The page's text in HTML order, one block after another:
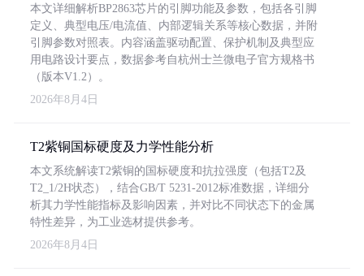
本文详细解析BP2863芯片的引脚功能及参数，包括各引脚
定义、典型电压/电流值、内部逻辑关系等核心数据，并附
引脚参数对照表。内容涵盖驱动配置、保护机制及典型应
用电路设计要点，数据参考自杭州士兰微电子官方规格书
（版本V1.2）。
2026年8月4日
T2紫铜国标硬度及力学性能分析
本文系统解读T2紫铜的国标硬度和抗拉强度（包括T2及
T2_1/2H状态），结合GB/T 5231-2012标准数据，详细分
析其力学性能指标及影响因素，并对比不同状态下的金属
特性差异，为工业选材提供参考。
2026年8月4日